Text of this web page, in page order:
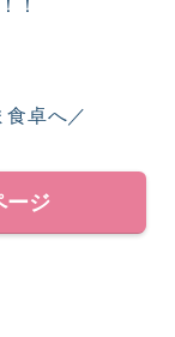
！
卓へ／
ージ